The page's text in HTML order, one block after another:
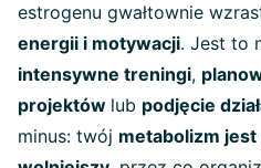
estrogenu gwałtownie
energii i motywacji. Jest to
intensywne treningi,
projektów lub podjęcie
minus: twój metabolizm